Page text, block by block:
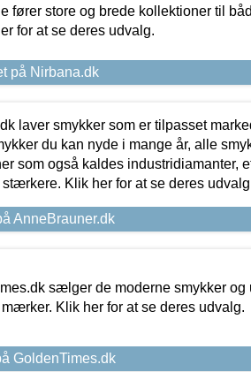
fører store og brede kollektioner til
for at se deres udvalg.
på Nirbana.dk
laver smykker som er tilpasset
du kan nyde i mange år, alle
som også kaldes industridiamanter,
Klik her for at se deres
AnneBrauner.dk
sælger de moderne smykker og
Klik her for at se deres udvalg.
GoldenTimes.dk